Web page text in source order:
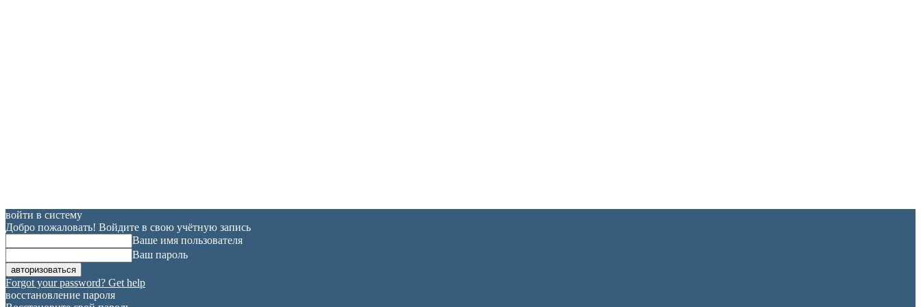
войти в систему
Добро пожаловать! Войдите в свою учётную запись
Ваше имя пользователя
Ваш пароль
Forgot your password? Get help
восстановление пароля